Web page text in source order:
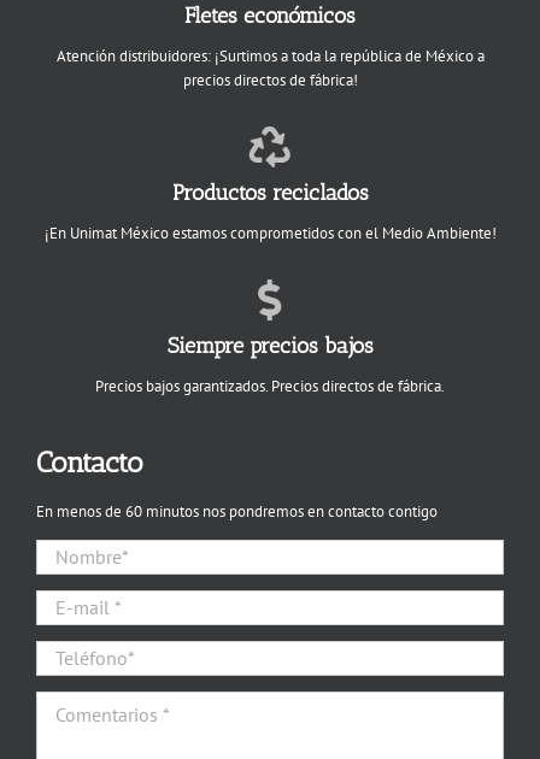
Fletes económicos
Atención distribuidores: ¡Surtimos a toda la república de México a
precios directos de fábrica!
Productos reciclados
¡En Unimat México estamos comprometidos con el Medio Ambiente!
Siempre precios bajos
Precios bajos garantizados. Precios directos de fábrica.
Contacto
En menos de 60 minutos nos pondremos en contacto contigo